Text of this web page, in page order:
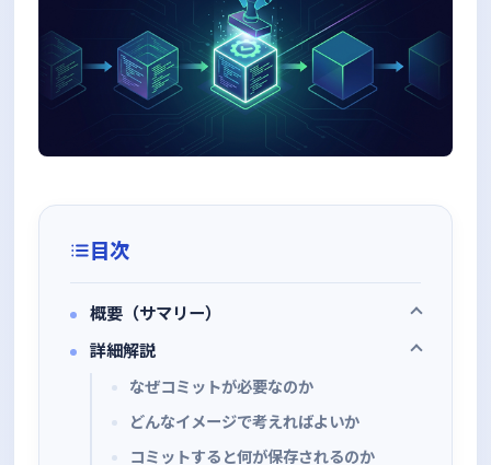
目次
概要（サマリー）
詳細解説
なぜコミットが必要なのか
どんなイメージで考えればよいか
コミットすると何が保存されるのか